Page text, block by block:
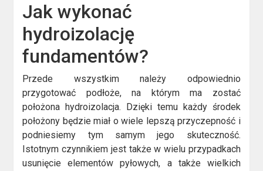
Jak wykonać
hydroizolację
fundamentów?
Przede wszystkim należy odpowiednio
przygotować podłoże, na którym ma zostać
położona hydroizolacja. Dzięki temu każdy środek
położony będzie miał o wiele lepszą przyczepność i
podniesiemy tym samym jego skuteczność.
Istotnym czynnikiem jest także w wielu przypadkach
usunięcie elementów pyłowych, a także wielkich